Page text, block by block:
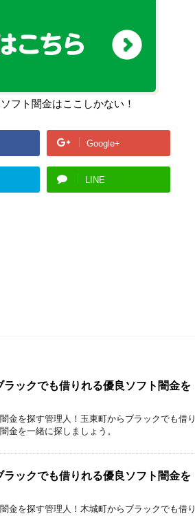
フト闇金はここしかない！
Google+
LINE
ックでも借りれる優良ソフト闇金を
金を探す管理人！玉東町からブラックでも借り
金を一緒に探しましょう。
ックでも借りれる優良ソフト闇金を
金を探す管理人！木城町からブラックでも借り